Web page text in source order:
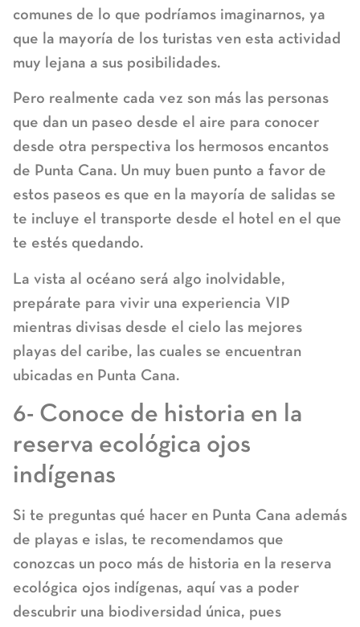
comunes de lo que podríamos imaginarnos, ya
que la mayoría de los turistas ven esta actividad
muy lejana a sus posibilidades.
Pero realmente cada vez son más las personas
que dan un paseo desde el aire para conocer
desde otra perspectiva los hermosos encantos
de Punta Cana. Un muy buen punto a favor de
estos paseos es que en la mayoría de salidas se
te incluye el transporte desde el hotel en el que
te estés quedando.
La vista al océano será algo inolvidable,
prepárate para vivir una experiencia VIP
mientras divisas desde el cielo las mejores
playas del caribe, las cuales se encuentran
ubicadas en Punta Cana.
6- Conoce de historia en la
reserva ecológica ojos
indígenas
Si te preguntas qué hacer en Punta Cana además
de playas e islas, te recomendamos que
conozcas un poco más de historia en la reserva
ecológica ojos indígenas, aquí vas a poder
descubrir una biodiversidad única, pues